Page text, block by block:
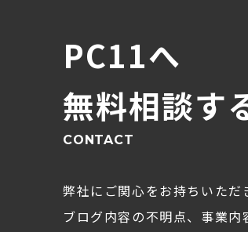
PC11へ
無料相談す
CONTACT
弊社にご関心をお持ちいただ
ブログ内容の不明点、事業